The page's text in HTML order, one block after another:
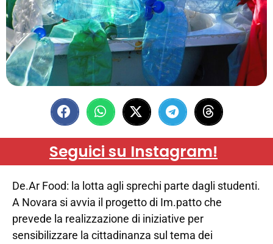
Seguici su Instagram!
De.Ar Food: la lotta agli sprechi parte dagli studenti.
A Novara si avvia il progetto di Im.patto che
prevede la realizzazione di iniziative per
sensibilizzare la cittadinanza sul tema dei